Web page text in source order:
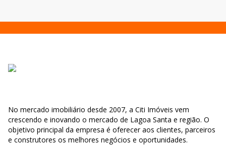
No mercado imobiliário desde 2007, a Citi Imóveis vem
crescendo e inovando o mercado de Lagoa Santa e região. O
objetivo principal da empresa é oferecer aos clientes, parceiros
e construtores os melhores negócios e oportunidades.